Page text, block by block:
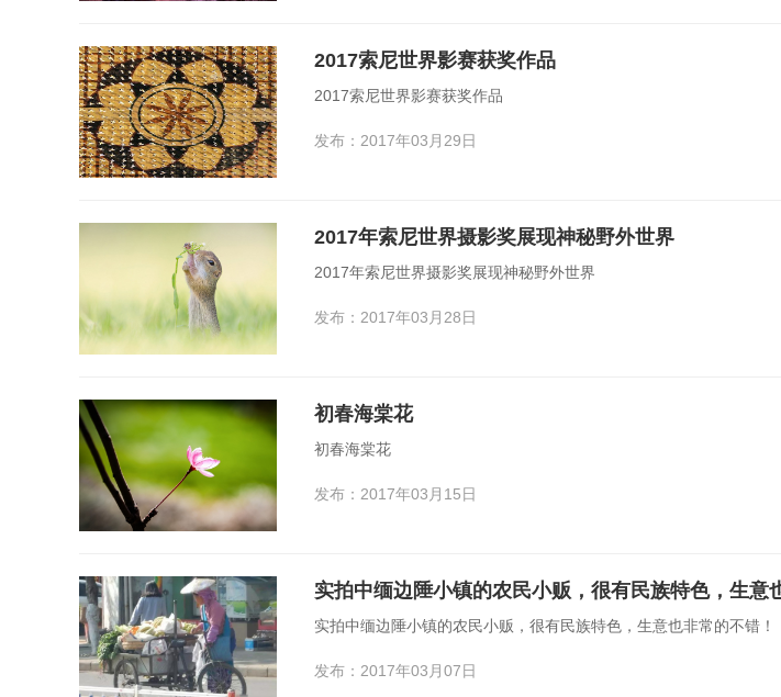
2017索尼世界影赛获奖作品
2017索尼世界影赛获奖作品
发布：2017年03月29日
2017年索尼世界摄影奖展现神秘野外世界
2017年索尼世界摄影奖展现神秘野外世界
发布：2017年03月28日
初春海棠花
初春海棠花
发布：2017年03月15日
实拍中缅边陲小镇的农民小贩，很有民族特色，生意也非常的不错！
发布：2017年03月07日